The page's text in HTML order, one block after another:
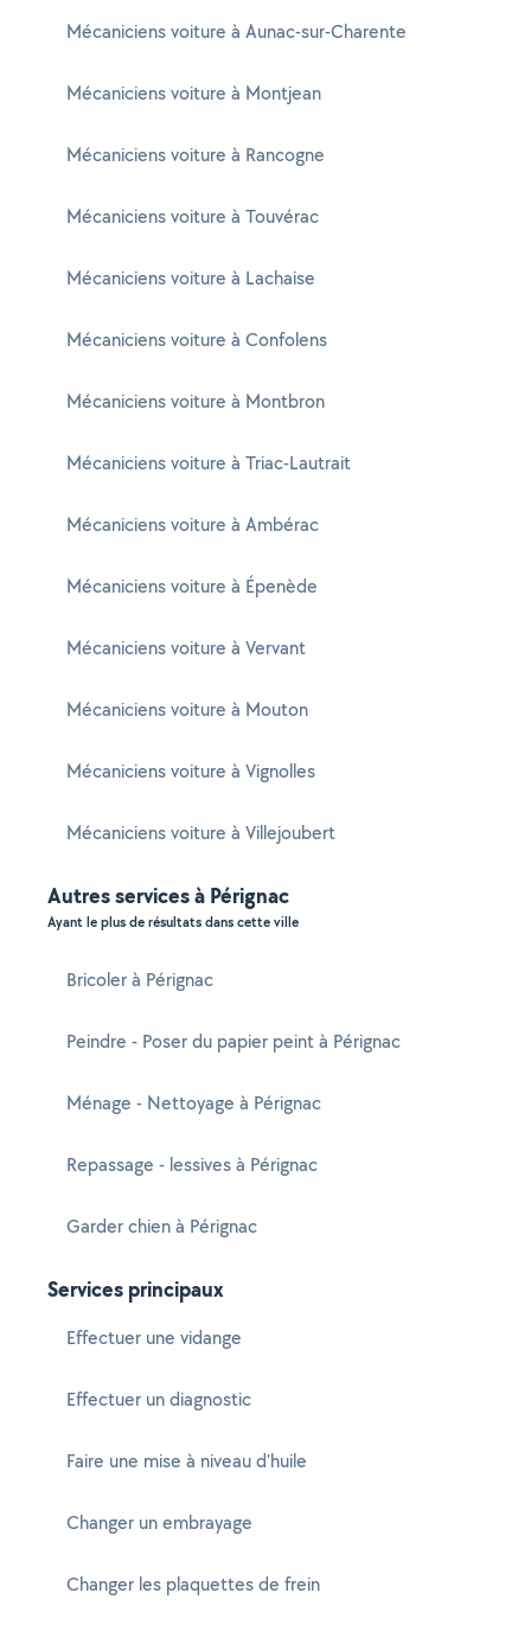
Mécaniciens voiture à Aunac-sur-Charente
Mécaniciens voiture à Montjean
Mécaniciens voiture à Rancogne
Mécaniciens voiture à Touvérac
Mécaniciens voiture à Lachaise
Mécaniciens voiture à Confolens
Mécaniciens voiture à Montbron
Mécaniciens voiture à Triac-Lautrait
Mécaniciens voiture à Ambérac
Mécaniciens voiture à Épenède
Mécaniciens voiture à Vervant
Mécaniciens voiture à Mouton
Mécaniciens voiture à Vignolles
Mécaniciens voiture à Villejoubert
Autres services à Pérignac
Ayant le plus de résultats dans cette ville
Bricoler à Pérignac
Peindre - Poser du papier peint à Pérignac
Ménage - Nettoyage à Pérignac
Repassage - lessives à Pérignac
Garder chien à Pérignac
Services principaux
Effectuer une vidange
Effectuer un diagnostic
Faire une mise à niveau d'huile
Changer un embrayage
Changer les plaquettes de frein